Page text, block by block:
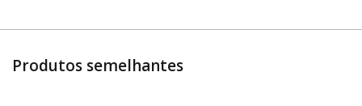
Produtos semelhantes